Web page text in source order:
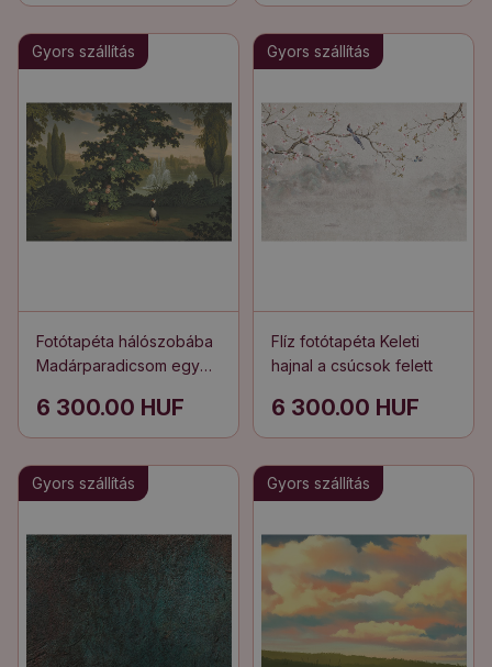
Gyors szállítás
Fotótapéta hálószobába
Madárparadicsom egy
6 300.00 HUF
Gyors szállítás
Flíz fotótapéta Keleti
hajnal a csúcsok felett
6 300.00 HUF
Gyors szállítás Gyors szállítás